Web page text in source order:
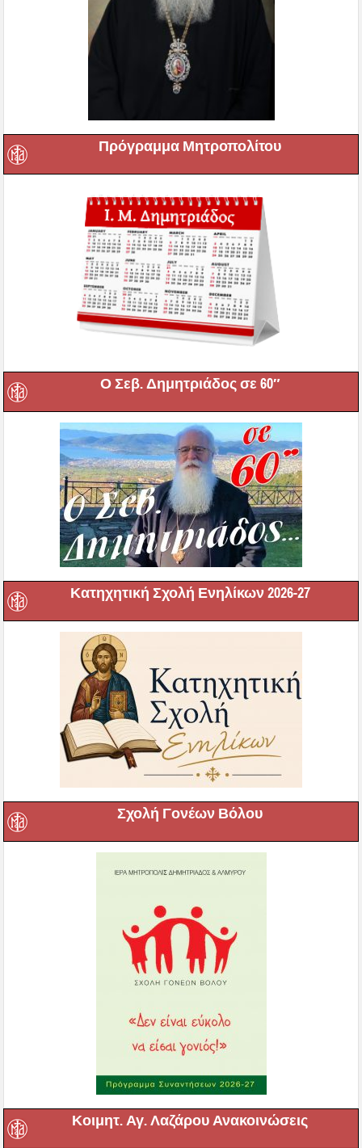
Πρόγραμμα Μητροπολίτου
Ο Σεβ. Δημητριάδος σε 60″
Κατηχητική Σχολή Ενηλίκων 2026-27
Σχολή Γονέων Βόλου
Κοιμητ. Αγ. Λαζάρου Ανακοινώσεις